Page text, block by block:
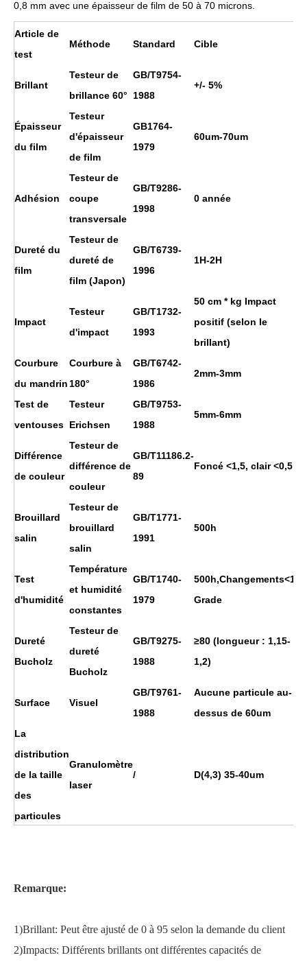
0,8 mm avec une épaisseur de film de 50 à 70 microns.
Article de
test
Méthode Standard Cible
Brillant
Testeur de
brillance 60°
GB/T9754-
1988
+/- 5%
Épaisseur
du film
Testeur
d'épaisseur
de film
GB1764-
1979
60um-70um
Adhésion
Testeur de
coupe
transversale
GB/T9286-
1998
0 année
Dureté du
film
Testeur de
dureté de
film (Japon)
GB/T6739-
1996
1H-2H
Impact
Testeur
d'impact
GB/T1732-
1993
50 cm * kg Impact
positif (selon le
brillant)
Courbure
du mandrin
Courbure à
180°
GB/T6742-
1986
2mm-3mm
Test de
ventouses
Testeur
Erichsen
GB/T9753-
1988
5mm-6mm
Différence
de couleur
Testeur de
différence de
couleur
GB/T11186.2-
89
Foncé <1,5, clair <0,5
Brouillard
salin
Testeur de
brouillard
salin
GB/T1771-
1991
500h
Test
d'humidité
Température
et humidité
constantes
GB/T1740-
1979
500h,Changements<1
Grade
Dureté
Bucholz
Testeur de
dureté
Bucholz
GB/T9275-
1988
≥80 (longueur : 1,15-
1,2)
Surface Visuel
GB/T9761-
1988
Aucune particule au-
dessus de 60um
La
distribution
de la taille
des
particules
Granulomètre
laser
/ D(4,3) 35-40um
Remarque:
1)Brillant: Peut être ajusté de 0 à 95 selon la demande du client
2)Impacts: Différents brillants ont différentes capacités de